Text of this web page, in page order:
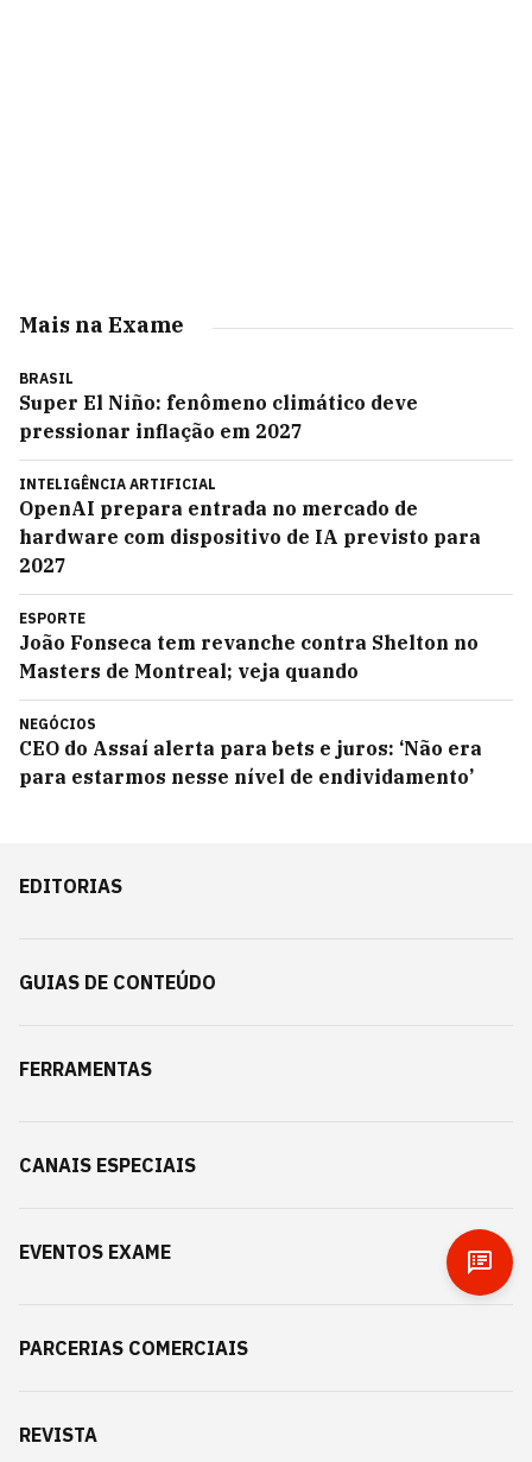
Mais na Exame
BRASIL
Super El Niño: fenômeno climático deve
pressionar inflação em 2027
INTELIGÊNCIA ARTIFICIAL
OpenAI prepara entrada no mercado de
hardware com dispositivo de IA previsto para
2027
ESPORTE
João Fonseca tem revanche contra Shelton no
Masters de Montreal; veja quando
NEGÓCIOS
CEO do Assaí alerta para bets e juros: ‘Não era
para estarmos nesse nível de endividamento’
EDITORIAS
GUIAS DE CONTEÚDO
FERRAMENTAS
CANAIS ESPECIAIS
EVENTOS EXAME
PARCERIAS COMERCIAIS
REVISTA